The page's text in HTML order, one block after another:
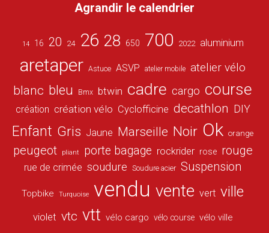
Agrandir le calendrier
14 16 20 24 26 28 650 700 2022 aluminium
aretaper Astuce ASVP atelier mobile atelier vélo
blanc bleu Bmx btwin cadre cargo course
création création vélo Cyclofficine decathlon DIY
Enfant Gris Jaune Marseille Noir Ok orange
peugeot pliant porte bagage rockrider rose rouge
rue de crimée soudure Soudure acier Suspension
Topbike Turquoise vendu vente vert ville
violet vtc vtt vélo cargo vélo course vélo ville